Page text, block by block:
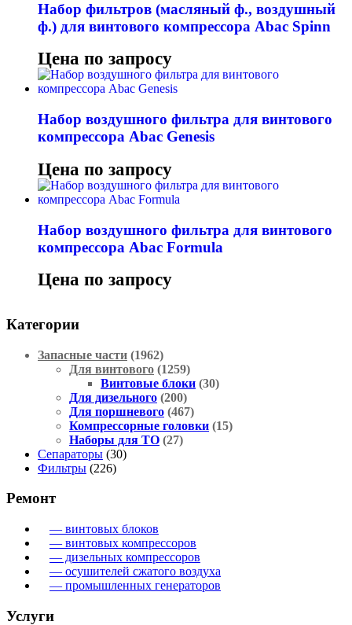
Набор фильтров (масляный ф., воздушный
ф.) для винтового компрессора Abac Spinn
Цена по запросу
Набор воздушного фильтра для винтового
компрессора Abac Genesis
Цена по запросу
Набор воздушного фильтра для винтового
компрессора Abac Formula
Цена по запросу
Категории
Запасные части (1962)
Для винтового (1259)
Винтовые блоки (30)
Для дизельного (200)
Для поршневого (467)
Компрессорные головки (15)
Наборы для ТО (27)
Сепараторы (30)
Фильтры (226)
Ремонт
— винтовых блоков
— винтовых компрессоров
— дизельных компрессоров
— осушителей сжатого воздуха
— промышленных генераторов
Услуги